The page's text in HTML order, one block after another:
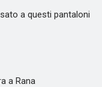
a questi pantaloni
a Rana